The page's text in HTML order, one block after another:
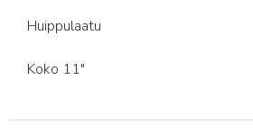
Huippulaatu
Koko 11″